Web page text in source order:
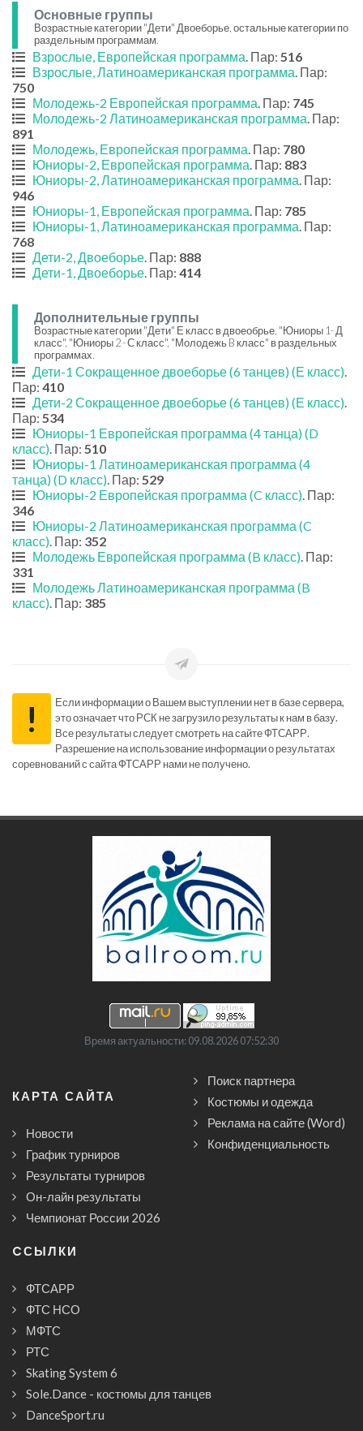
Основные группы
Возрастные категории "Дети" Двоеборье, остальные категории по
раздельным программам.
Взрослые, Европейская программа. Пар: 516
Взрослые, Латиноамериканская программа. Пар:
750
Молодежь-2 Европейская программа. Пар: 745
Молодежь-2 Латиноамериканская программа. Пар:
891
Молодежь, Европейская программа. Пар: 780
Юниоры-2, Европейская программа. Пар: 883
Юниоры-2, Латиноамериканская программа. Пар:
946
Юниоры-1, Европейская программа. Пар: 785
Юниоры-1, Латиноамериканская программа. Пар:
768
Дети-2, Двоеборье. Пар: 888
Дети-1, Двоеборье. Пар: 414
Дополнительные группы
Возрастные категории "Дети" Е класс в двоеобрье, "Юниоры 1- Д
класс", "Юниоры 2 - С класс", "Молодежь B класс" в раздельных
программах.
Дети-1 Сокращенное двоеборье (6 танцев) (Е класс).
Пар: 410
Дети-2 Сокращенное двоеборье (6 танцев) (Е класс).
Пар: 534
Юниоры-1 Европейская программа (4 танца) (D
класс). Пар: 510
Юниоры-1 Латиноамериканская программа (4
танца) (D класс). Пар: 529
Юниоры-2 Европейская программа (C класс). Пар:
346
Юниоры-2 Латиноамериканская программа (C
класс). Пар: 352
Молодежь Европейская программа (B класс). Пар:
331
Молодежь Латиноамериканская программа (B
класс). Пар: 385
!
Если информации о Вашем выступлении нет в базе сервера,
это означает что РСК не загрузило результаты к нам в базу.
Все результаты следует смотреть на сайте ФТСАРР.
Разрешение на использование информации о результатах
соревнований с сайта ФТСАРР нами не получено.
Время актуальности: 09.08.2026 07:52:30
КАРТА САЙТА
Новости
График турниров
Результаты турниров
Он-лайн результаты
Чемпионат России 2026
Поиск партнера
Костюмы и одежда
Реклама на сайте (Word)
Конфиденциальность
CСЫЛКИ
ФТСАРР
ФТС НСО
МФТС
РТС
Skating System 6
Sole.Dance - костюмы для танцев
DanceSport.ru